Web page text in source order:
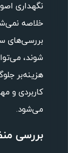
نگهداری
خلاصه
بررسی‌های
شوند،
هزینه‌بر
کاربردی و
می‌شود.
بررسی